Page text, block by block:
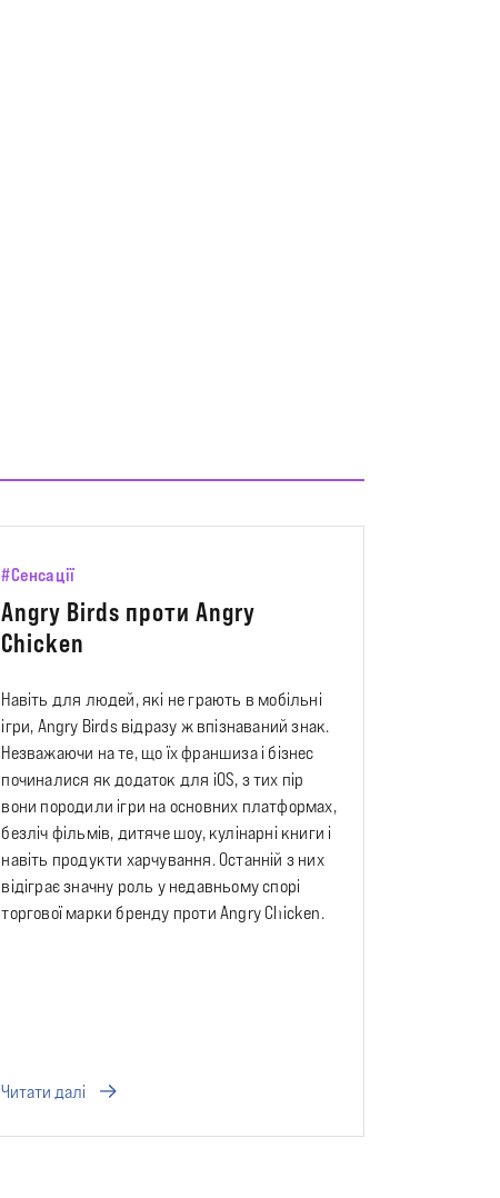
#Сенсації
Angry Birds проти Angry
Chicken
Навіть для людей, які не грають в мобільні
ігри, Angry Birds відразу ж впізнаваний знак.
Незважаючи на те, що їх франшиза і бізнес
починалися як додаток для iOS, з тих пір
вони породили ігри на основних платформах,
безліч фільмів, дитяче шоу, кулінарні книги і
навіть продукти харчування. Останній з них
відіграє значну роль у недавньому спорі
торгової марки бренду проти Angry Chicken.
Читати далі